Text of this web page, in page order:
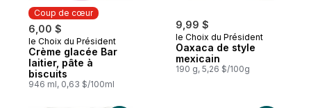
Coup de cœur
6,00 $
Coup de cœur
le Choix du Président
Crème glacée Bar
laitier, pâte à
biscuits
946 ml, 0,63 $/100ml
9,99 $
le Choix du Président
Oaxaca de style
mexicain
190 g, 5,26 $/100g